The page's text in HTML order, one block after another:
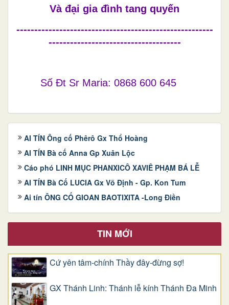
Và đại gia đình tang quyến
-------------------------------------------------------
-------------------------------------
Số Đt Sr Maria: 0868 600 645
AI TÍN Ông cố Phêrô Gx Thổ Hoàng
AI TÍN Bà cố Anna Gp Xuân Lộc
Cáo phó LINH MỤC PHANXICÔ XAVIÊ PHẠM BÁ LỄ
AI TÍN Bà Cố LUCIA Gx Võ Định - Gp. Kon Tum
Ai tín ÔNG CỐ GIOAN BAOTIXITA -Long Điền
TIN MỚI
Cứ yên tâm-chính Thầy đây-đừng sợ!
GX Thánh Linh: Thánh lễ kính Thánh Đa Minh